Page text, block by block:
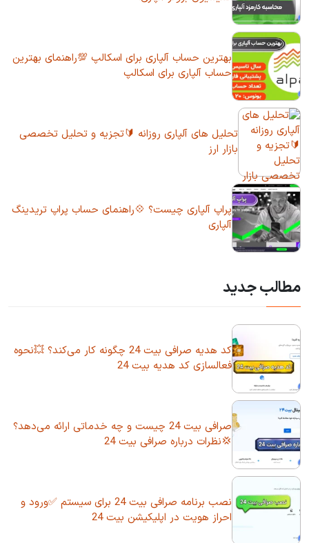
بهترین حساب آلپاری برای اسکالپ 💯راهنمای بهترین
حساب آلپاری برای اسکالپ
تحلیل های آلپاری روزانه 🔰تجزیه و تحلیل تخصصی
بازار ارز
پراپ آلپاری چیست؟ 💠راهنمای حساب پراپ تریدینگ
آلپاری
مطالب جدید
کد هدیه صرافی بیت 24 چگونه کار می‌کند؟ 💥نحوه
فعالسازی کد هدیه بیت 24
صرافی بیت 24 چیست و چه خدماتی ارائه می‌دهد؟
💢نظرات درباره صرافی بیت 24
نصب برنامه صرافی بیت 24 برای سیستم ✅ورود و
احراز هویت در اپلیکیشن بیت 24